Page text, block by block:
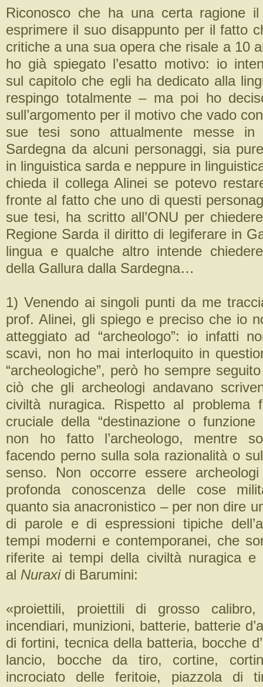
Riconosco che ha una certa ragione
esprimere il suo disappunto per il fatto
critiche a una sua opera che risale a 10
ho già spiegato l’esatto motivo: io
sul capitolo che egli ha dedicato alla
respingo totalmente – ma poi ho
sull’argomento per il motivo che vado
sue tesi sono attualmente messe in
Sardegna da alcuni personaggi, sia
in linguistica sarda e neppure in
chieda il collega Alinei se potevo
fronte al fatto che uno di questi
sue tesi, ha scritto all’ONU per
Regione Sarda il diritto di legiferare in
lingua e qualche altro intende chiedere
della Gallura dalla Sardegna…
1) Venendo ai singoli punti da me
prof. Alinei, gli spiego e preciso che io
atteggiato ad “archeologo”: io infatti
scavi, non ho mai interloquito in
“archeologiche”, però ho sempre
ciò che gli archeologi andavano
civiltà nuragica. Rispetto al problema
cruciale della “destinazione o
non ho fatto l’archeologo, mentre
facendo perno sulla sola razionalità o
senso. Non occorre essere
profonda conoscenza delle cose
quanto sia anacronistico – per non dire
di parole e di espressioni tipiche
tempi moderni e contemporanei, che
riferite ai tempi della civiltà nuragica e
al Nuraxi di Barumini:
«proiettili, proiettili di grosso
incendiari, munizioni, batterie, batterie
di fortini, tecnica della batteria, bocche
lancio, bocche da tiro, cortine,
incrociato delle feritoie, piazzola di